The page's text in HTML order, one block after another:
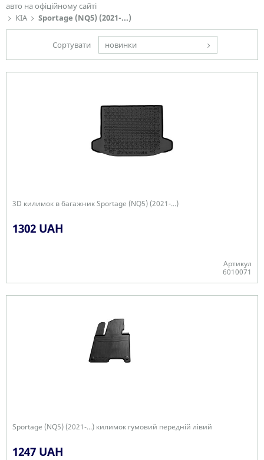
авто на офіційному сайті
KIA
Sportage (NQ5) (2021-...)
Сортувати новинки
3D килимок в багажник Sportage (NQ5) (2021-...)
1302 UAH
Артикул
6010071
Sportage (NQ5) (2021-...) килимок гумовий передній лівий
1247 UAH